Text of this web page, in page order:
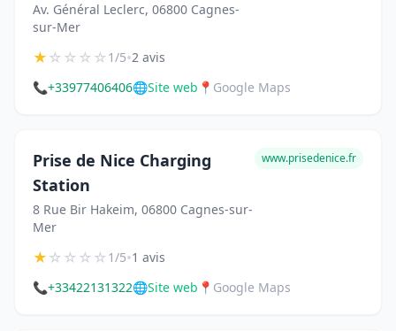
Av. Général Leclerc, 06800 Cagnes-
sur-Mer
★☆☆☆☆1/5•2 avis
📞+33977406406🌐Site web 📍 Google Maps
Prise de Nice Charging
Station
8 Rue Bir Hakeim, 06800 Cagnes-sur-
Mer
www.prisedenice.fr
★☆☆☆☆1/5•1 avis
📞+33422131322🌐Site web 📍 Google Maps